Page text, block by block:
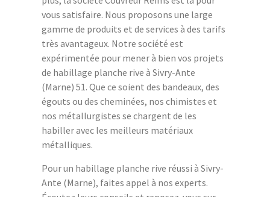
vous satisfaire. Nous proposons une large
gamme de produits et de services à des tarifs
très avantageux. Notre société est
expérimentée pour mener à bien vos projets
de habillage planche rive à Sivry-Ante
(Marne) 51. Que ce soient des bandeaux, des
égouts ou des cheminées, nos chimistes et
nos métallurgistes se chargent de les
habiller avec les meilleurs matériaux
métalliques.
Pour un habillage planche rive réussi à Sivry-
Ante (Marne), faites appel à nos experts.